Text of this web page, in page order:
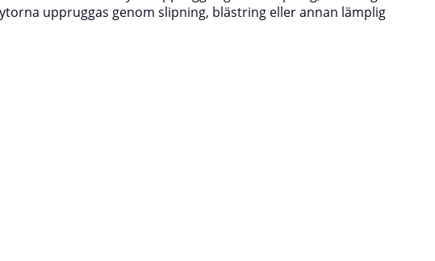
uppruggas genom slipning, blästring eller annan lämplig